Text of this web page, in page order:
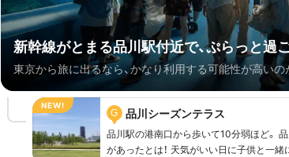
新幹線がとまる品川駅付近で、ぷらっと過
東京から旅に出るなら、かなり利用する可能性が高いの
外と見どころもあり、新幹線乗車までの隙き間時間を有
ん、水族館や映画をお目当てにお出かけも全然ありです◎
G 品川シーズンテラス
品川駅の港南口から歩いて10分弱ほど。
があったとは！ 天気がいい日に子供と一緒